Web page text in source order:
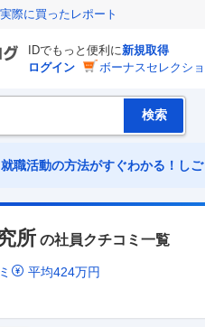
際に買ったレポート
IDでもっと便利に新規取得
ログイン
ボーナスセレクシ
職活動の方法がすぐわかる！し
所 の社員クチコミ一覧
平均424万円